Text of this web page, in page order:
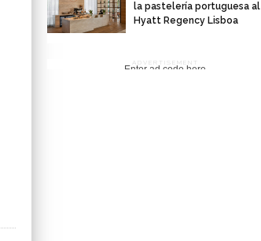
la pastelería portuguesa al
Hyatt Regency Lisboa
ADVERTISEMENT
Enter ad code here